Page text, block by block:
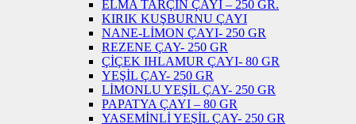
ELMA TARÇIN ÇAYI – 250 GR.
KIRIK KUŞBURNU ÇAYI
NANE-LİMON ÇAYI- 250 GR
REZENE ÇAY- 250 GR
ÇİÇEK IHLAMUR ÇAYI- 80 GR
YEŞİL ÇAY- 250 GR
LİMONLU YEŞİL ÇAY- 250 GR
PAPATYA ÇAYI – 80 GR
YASEMİNLİ YEŞİL ÇAY- 250 GR